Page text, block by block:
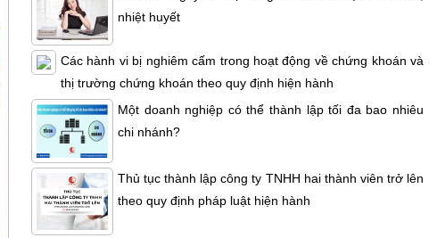
nhiệt huyết
Các hành vi bị nghiêm cấm trong hoạt động về chứng khoán và
thị trường chứng khoán theo quy định hiện hành
Một doanh nghiệp có thể thành lập tối đa bao nhiêu
chi nhánh?
Thủ tục thành lập công ty TNHH hai thành viên trở lên
theo quy định pháp luật hiện hành